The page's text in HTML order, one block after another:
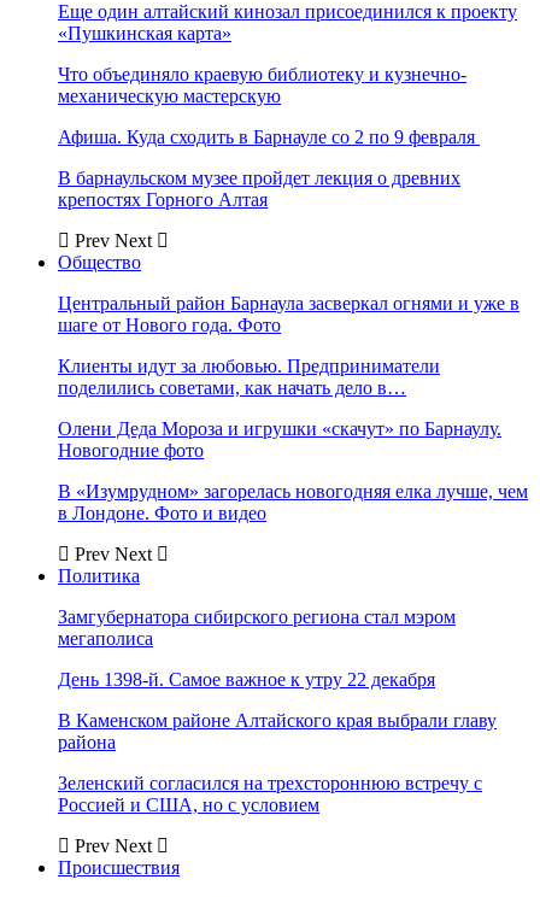
Еще один алтайский кинозал присоединился к проекту
«Пушкинская карта»
Что объединяло краевую библиотеку и кузнечно-
механическую мастерскую
Афиша. Куда сходить в Барнауле со 2 по 9 февраля
В барнаульском музее пройдет лекция о древних
крепостях Горного Алтая
Prev Next
Общество
Центральный район Барнаула засверкал огнями и уже в
шаге от Нового года. Фото
Клиенты идут за любовью. Предприниматели
поделились советами, как начать дело в…
Олени Деда Мороза и игрушки «скачут» по Барнаулу.
Новогодние фото
В «Изумрудном» загорелась новогодняя елка лучше, чем
в Лондоне. Фото и видео
Prev Next
Политика
Замгубернатора сибирского региона стал мэром
мегаполиса
День 1398-й. Самое важное к утру 22 декабря
В Каменском районе Алтайского края выбрали главу
района
Зеленский согласился на трехстороннюю встречу с
Россией и США, но с условием
Prev Next
Происшествия